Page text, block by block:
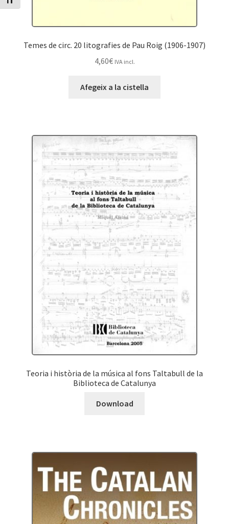
Temes de circ. 20 litografies de Pau Roig (1906-1907)
4,60€ IVA incl.
Afegeix a la cistella
Teoria i història de la música al fons Taltabull de la
Biblioteca de Catalunya
Download